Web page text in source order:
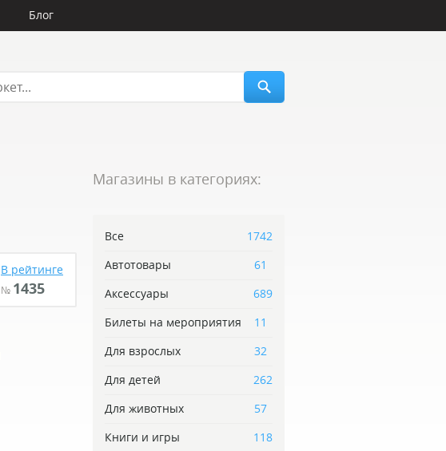
Блог
В рейтинге
№ 1435
Магазины в категориях:
Все
1742
Автотовары
61
Аксессуары
689
Билеты на мероприятия
11
Для взрослых
32
Для детей
262
Для животных
57
Книги и игры
118